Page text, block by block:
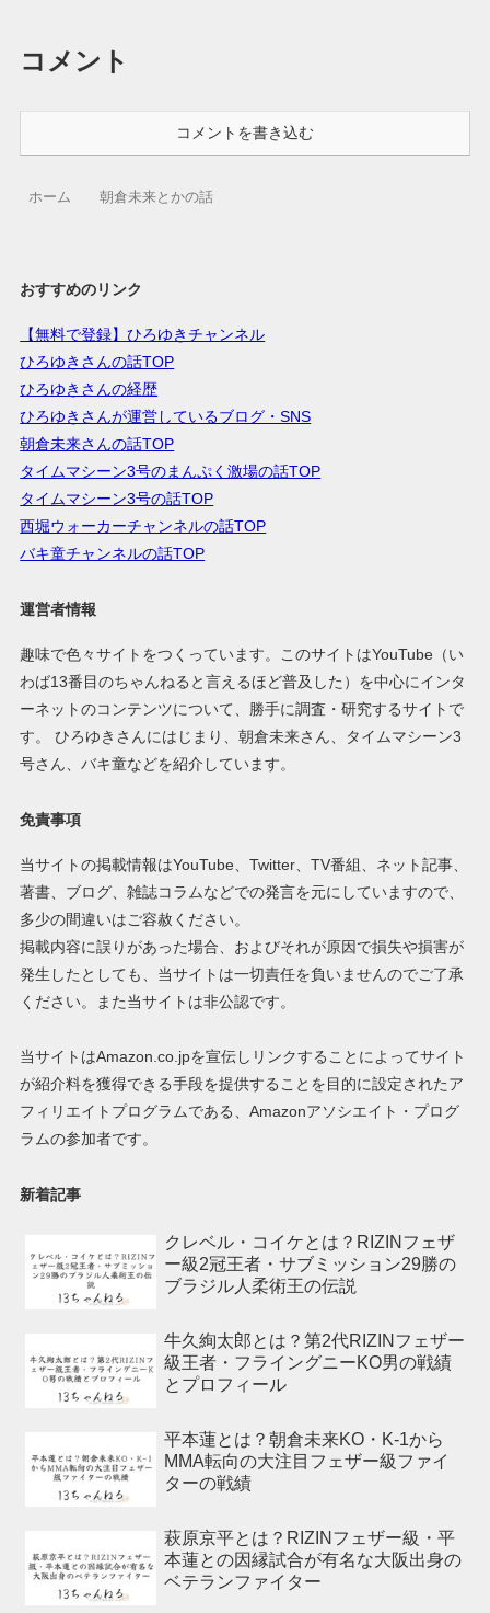
コメント
コメントを書き込む
ホーム 朝倉未来とかの話
おすすめのリンク
【無料で登録】ひろゆきチャンネル
ひろゆきさんの話TOP
ひろゆきさんの経歴
ひろゆきさんが運営しているブログ・SNS
朝倉未来さんの話TOP
タイムマシーン3号のまんぷく激場の話TOP
タイムマシーン3号の話TOP
西堀ウォーカーチャンネルの話TOP
バキ童チャンネルの話TOP
運営者情報
趣味で色々サイトをつくっています。このサイトはYouTube（い
わば13番目のちゃんねると言えるほど普及した）を中心にインタ
ーネットのコンテンツについて、勝手に調査・研究するサイトで
す。 ひろゆきさんにはじまり、朝倉未来さん、タイムマシーン3
号さん、バキ童などを紹介しています。
免責事項
当サイトの掲載情報はYouTube、Twitter、TV番組、ネット記事、
著書、ブログ、雑誌コラムなどでの発言を元にしていますので、
多少の間違いはご容赦ください。
掲載内容に誤りがあった場合、およびそれが原因で損失や損害が
発生したとしても、当サイトは一切責任を負いませんのでご了承
ください。また当サイトは非公認です。
当サイトはAmazon.co.jpを宣伝しリンクすることによってサイト
が紹介料を獲得できる手段を提供することを目的に設定されたア
フィリエイトプログラムである、Amazonアソシエイト・プログ
ラムの参加者です。
新着記事
クレベル・コイケとは？RIZINフェザ
ー級2冠王者・サブミッション29勝の
ブラジル人柔術王の伝説
牛久絢太郎とは？第2代RIZINフェザー
級王者・フライングニーKO男の戦績
とプロフィール
平本蓮とは？朝倉未来KO・K-1から
MMA転向の大注目フェザー級ファイ
ターの戦績
萩原京平とは？RIZINフェザー級・平
本蓮との因縁試合が有名な大阪出身の
ベテランファイター